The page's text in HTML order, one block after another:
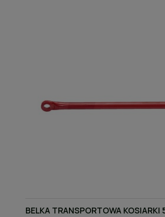
BELKA TRANSPORTOWA